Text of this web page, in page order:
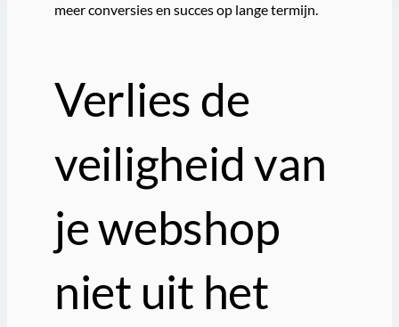
meer conversies en succes op lange termijn.
Verlies de
veiligheid van
je webshop
niet uit het